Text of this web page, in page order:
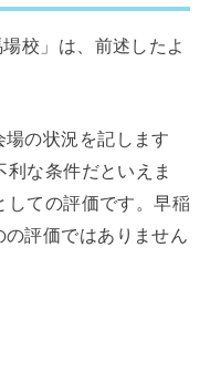
校」は、前述したよ
の状況を記します
な条件だといえま
しての評価です。早稲
評価ではありません